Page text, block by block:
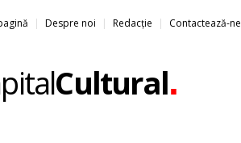
Despre noi Redacție Contactează-ne
Cultural.